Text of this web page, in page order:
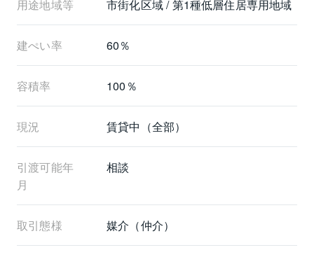
用途地域等 市街化区域 / 第1種低層住居専用地域
建ぺい率 60％
容積率 100％
現況 賃貸中（全部）
引渡可能年
月
相談
取引態様 媒介（仲介）